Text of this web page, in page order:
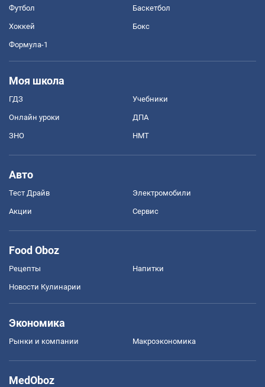
Футбол Баскетбол
Хоккей Бокс
Формула-1
Моя школа
ГДЗ Учебники
Онлайн уроки ДПА
ЗНО НМТ
Авто
Тест Драйв Электромобили
Акции Сервис
Food Oboz
Рецепты Напитки
Новости Кулинарии
Экономика
Рынки и компании Mакроэкономика
MedOboz